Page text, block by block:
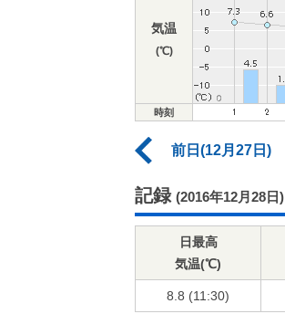
気温
(℃)
時刻
前日(12月27日)
記録 (2016年12月28日)
日最高
気温(℃)
8.8 (11:30)